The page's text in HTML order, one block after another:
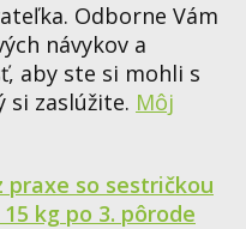
Odborne Vám
návykov a
aby ste si mohli s
si zaslúžite. Môj
praxe so sestričkou
kg po 3. pôrode